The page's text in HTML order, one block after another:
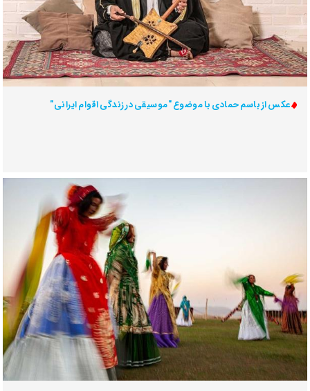
عکس از باسم حمادی با موضوع "موسیقی در زندگی اقوام ایرانی"